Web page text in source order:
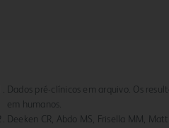
Dados pré-clínicos em arquivo. Os
em humanos.
Deeken CR, Abdo MS, Frisella MM,